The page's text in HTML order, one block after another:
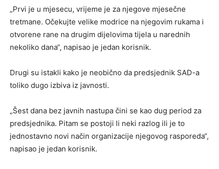
„Prvi je u mjesecu, vrijeme je za njegove mjesečne
tretmane. Očekujte velike modrice na njegovim rukama i
otvorene rane na drugim dijelovima tijela u narednih
nekoliko dana“, napisao je jedan korisnik.
Drugi su istakli kako je neobično da predsjednik SAD-a
toliko dugo izbiva iz javnosti.
„Šest dana bez javnih nastupa čini se kao dug period za
predsjednika. Pitam se postoji li neki razlog ili je to
jednostavno novi način organizacije njegovog rasporeda“,
napisao je jedan korisnik.